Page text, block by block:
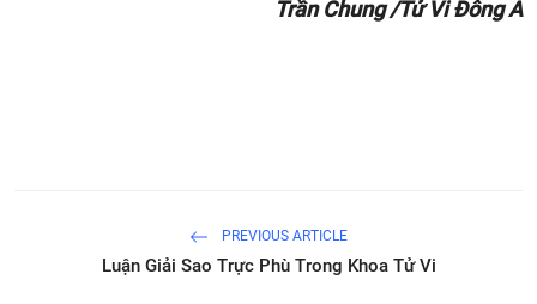
Trần Chung /Tử Vi Đông A
PREVIOUS ARTICLE
Luận Giải Sao Trực Phù Trong Khoa Tử Vi